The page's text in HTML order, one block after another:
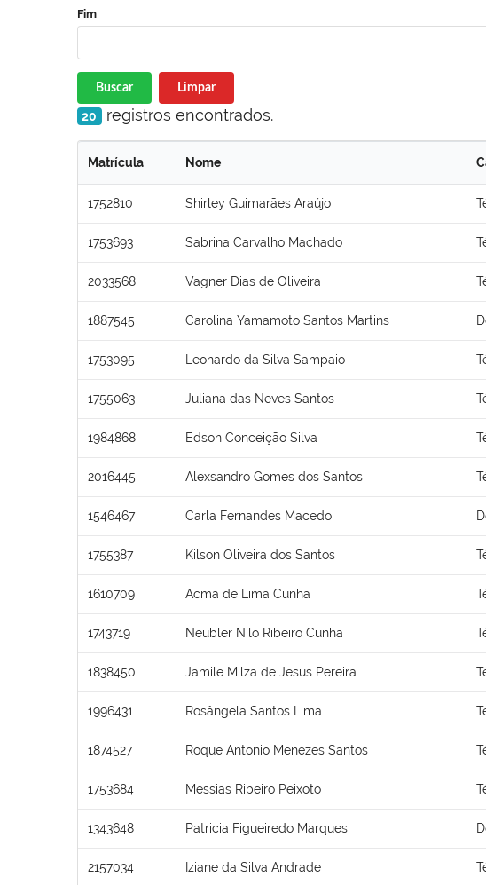
Fim
Buscar Limpar
20 registros encontrados.
Matrícula Nome
1752810 Shirley Guimarães Araújo
1753693 Sabrina Carvalho Machado
2033568 Vagner Dias de Oliveira
1887545 Carolina Yamamoto Santos Martins
1753095 Leonardo da Silva Sampaio
1755063 Juliana das Neves Santos
1984868 Edson Conceição Silva
2016445 Alexsandro Gomes dos Santos
1546467 Carla Fernandes Macedo
1755387 Kilson Oliveira dos Santos
1610709 Acma de Lima Cunha
1743719 Neubler Nilo Ribeiro Cunha
1838450 Jamile Milza de Jesus Pereira
1996431 Rosângela Santos Lima
1874527 Roque Antonio Menezes Santos
1753684 Messias Ribeiro Peixoto
1343648 Patricia Figueiredo Marques
2157034 Iziane da Silva Andrade